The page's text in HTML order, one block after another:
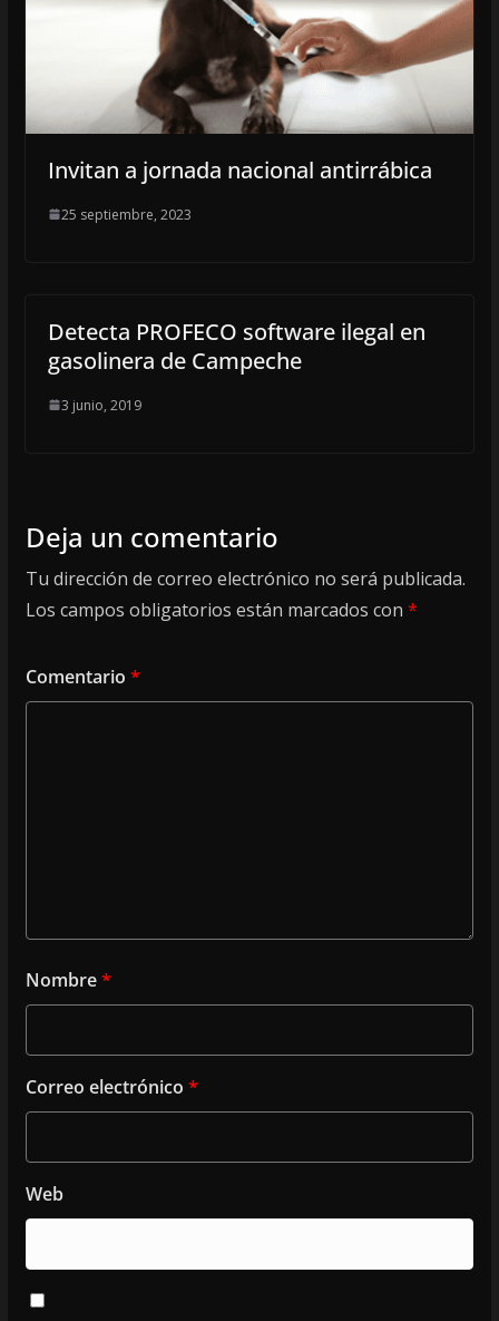
Invitan a jornada nacional antirrábica
25 septiembre, 2023
Detecta PROFECO software ilegal en
gasolinera de Campeche
3 junio, 2019
Deja un comentario
Tu dirección de correo electrónico no será publicada.
Los campos obligatorios están marcados con *
Comentario *
Nombre*
Correo electrónico *
Web